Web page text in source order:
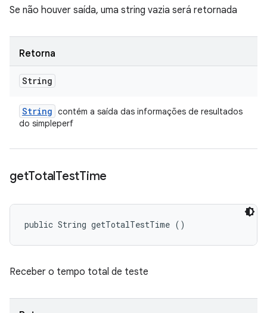
Se não houver saída, uma string vazia será retornada
Retorna
String
String contém a saída das informações de resultados
do simpleperf
getTotalTestTime
public String getTotalTestTime ()
Receber o tempo total de teste